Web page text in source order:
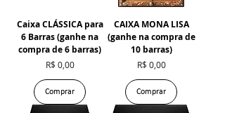
Caixa CLÁSSICA para
6 Barras (ganhe na
compra de 6 barras)
Preço
R$ 0,00
Comprar
CAIXA MONA LISA
(ganhe na compra de
10 barras)
Preço
R$ 0,00
Comprar